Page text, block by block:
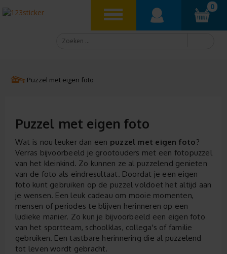
0
Puzzel met eigen foto
Puzzel met eigen foto
Wat is nou leuker dan een puzzel met eigen foto?
Verras bijvoorbeeld je grootouders met een fotopuzzel
van het kleinkind. Zo kunnen ze al puzzelend genieten
van de foto als eindresultaat. Doordat je een eigen
foto kunt gebruiken op de puzzel voldoet het altijd aan
je wensen. Een leuk cadeau om mooie momenten,
mensen of periodes te blijven herinneren op een
ludieke manier. Zo kun je bijvoorbeeld een eigen foto
van het sportteam, schoolklas, collega's of familie
gebruiken. Een tastbare herinnering die al puzzelend
tot leven wordt gebracht.